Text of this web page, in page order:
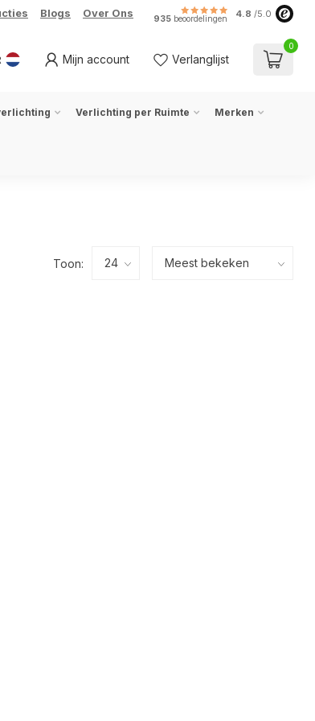
Blogs Over Ons 935 beoordelingen 4.8 /5.0
Mijn account Verlanglijst
0
Verlichting per Ruimte Merken
Toon: